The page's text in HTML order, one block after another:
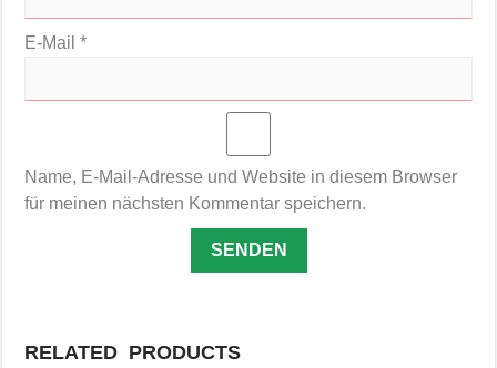
E-Mail*
Name, E-Mail-Adresse und Website in diesem Browser
für meinen nächsten Kommentar speichern.
RELATED PRODUCTS